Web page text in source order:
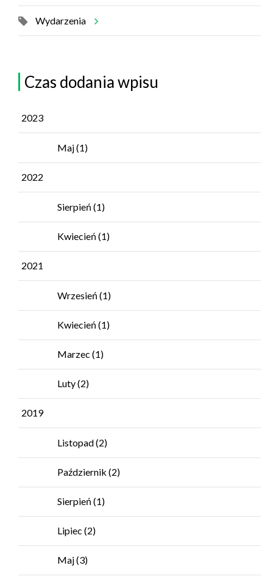
Wydarzenia
Czas dodania wpisu
2023
Maj(1)
2022
Sierpień (1)
Kwiecień (1)
2021
Wrzesień (1)
Kwiecień (1)
Marzec (1)
Luty(2)
2019
Listopad(2)
Październik (2)
Sierpień (1)
Lipiec (2)
Maj(3)